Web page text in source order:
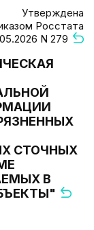
Утверждена
Росстата
N 279
СТОЧНЫХ
В